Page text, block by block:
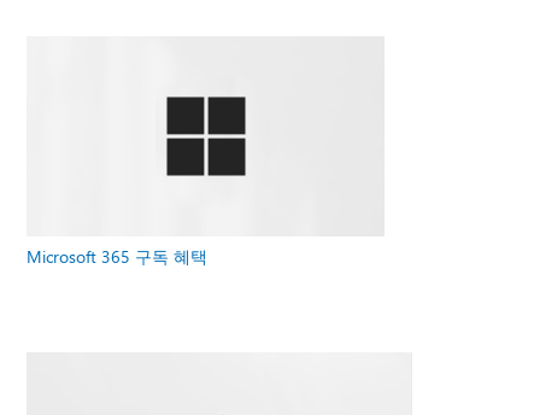
Microsoft 365 구독 혜택